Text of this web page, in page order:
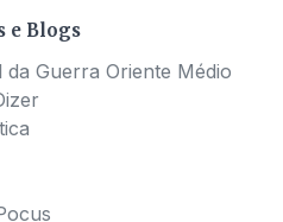
e Blogs
da Guerra Oriente Médio